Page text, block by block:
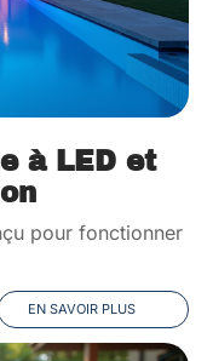
à LED et
pour fonctionner
EN SAVOIR PLUS